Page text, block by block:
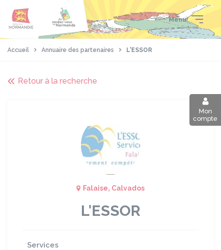
contenu
pied
Menu
Mon
compte
Accueil Annuaire des partenaires L'ESSOR
Retour à la recherche
Falaise, Calvados
L'ESSOR
Services
Panneau de gestion des cookies